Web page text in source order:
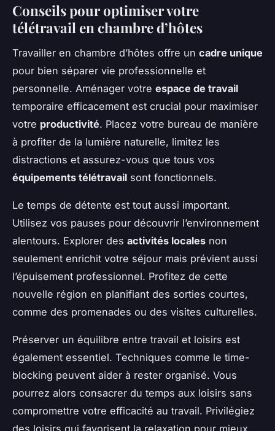
Conseils pour optimiser votre
télétravail en chambre d’hôtes
Travailler en chambre d’hôtes offre un cadre unique
pour bien séparer vie professionnelle et
personnelle. Aménager votre espace de travail
temporaire efficacement est crucial pour maximiser
votre productivité. Placez votre bureau de manière
à profiter de la lumière naturelle, limitez les
distractions et assurez-vous que tous vos
équipements télétravail sont fonctionnels.
Le temps de détente est tout aussi important.
Utilisez vos pauses pour découvrir l’environnement
alentours. Explorer des activités locales non
seulement enrichit votre séjour mais prévient aussi
l’épuisement professionnel. Profitez de cette
nouvelle région en planifiant des sorties courtes,
comme des promenades ou des visites culturelles.
Préserver un équilibre entre travail et loisirs est
également essentiel. Techniques comme le time-
blocking peuvent aider à rester organisé. Vous
pourrez alors consacrer du temps aux loisirs sans
compromettre votre efficacité au travail. Privilégiez
des loisirs qui favorisent la relaxation pour mieux